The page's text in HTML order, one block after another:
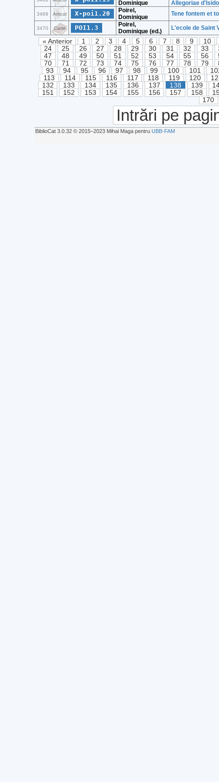
Dominique Allegoriae
3469 Articol X-poi1.20
Poirel,
Dominique
Tene fontem et
3470 Carte POI1.3
Poirel,
Dominique (ed.)
L'ecole de Saint
« Anterior 1 2 3 4 5 6 7 8 9
10
24
25 26 27 28 29 30 31 32 33
47
48 49 50 51 52 53 54 55 56
70
71 72 73 74 75 76 77 78 79
93
94 95 96 97 98 99 100 101
113
114 115 116 117 118 119 120
132
133 134 135 136 137 138 139
151
152 153 154 155 156 157 158
170
Intrări pe
BiblioCat 3.0.32 © 2015‒2023 Mihai Maga pentru UBB-FAM